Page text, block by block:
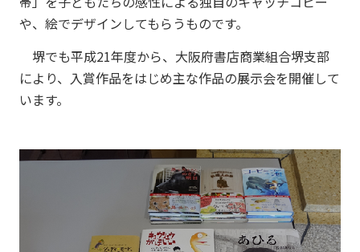
や、絵でデザインしてもらうものです。
堺でも平成21年度から、大阪府書店商業組合堺支部
により、入賞作品をはじめ主な作品の展示会を開催して
います。